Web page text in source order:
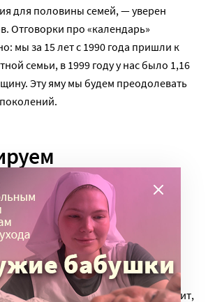
для половины семей, — уверен
Отговорки про «календарь»
мы за 15 лет с 1990 года пришли к
семьи, в 1999 году у нас было 1,16
Эту яму мы будем преодолевать
–
всю
получает материнский капитал,
(это может быть ипотечный кредит,